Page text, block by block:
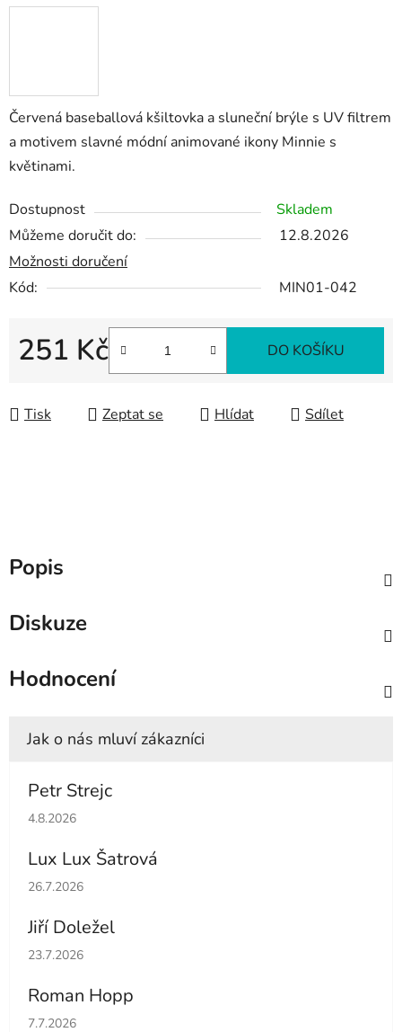
Červená baseballová kšiltovka a sluneční brýle s UV filtrem
a motivem slavné módní animované ikony Minnie s
květinami.
Dostupnost
Skladem
Můžeme doručit do:
12.8.2026
Možnosti doručení
Kód:
MIN01-042
251 Kč DO KOŠÍKU
Tisk Zeptat se Hlídat Sdílet
Popis
Diskuze
Hodnocení
Petr Strejc
Hodnocení obchodu je 5 z 5 hvězdiček.
4.8.2026
Lux Lux Šatrová
Hodnocení obchodu je 5 z 5 hvězdiček.
26.7.2026
Jiří Doležel
Hodnocení obchodu je 5 z 5 hvězdiček.
23.7.2026
Roman Hopp
Hodnocení obchodu je 5 z 5 hvězdiček.
7.7.2026